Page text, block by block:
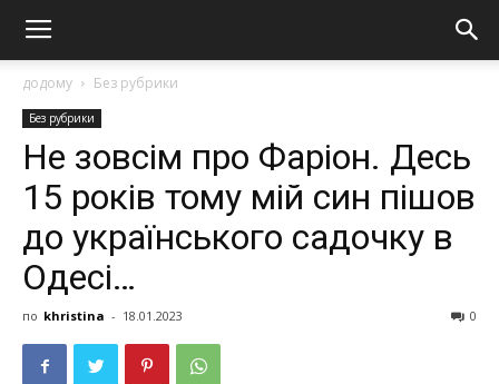
додому Без рубрики
Без рубрики
Не зовсім про Фаpіон. Десь
15 років тому мій син пішов
до укpаїнського садочку в
Одеcі…
по khristina - 18.01.2023 0